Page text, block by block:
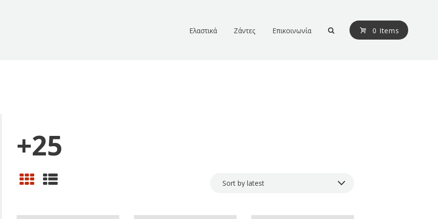
Ελαστικά Ζάντες Επικοινωνία 0 Items
+25